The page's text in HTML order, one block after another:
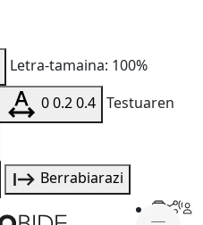
Letra-tamaina: 100%
00.20.4 Testuaren
Berrabiarazi